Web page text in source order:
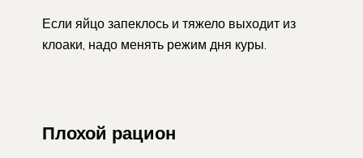
Если яйцо запеклось и тяжело выходит из
клоаки, надо менять режим дня куры.
Плохой рацион